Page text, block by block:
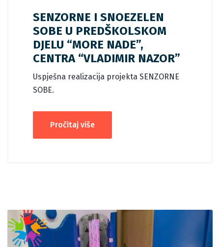
SENZORNE I SNOEZELEN
SOBE U PREDŠKOLSKOM
DJELU “MORE NADE”,
CENTRA “VLADIMIR NAZOR”
Uspješna realizacija projekta SENZORNE
SOBE.
Pročitaj više